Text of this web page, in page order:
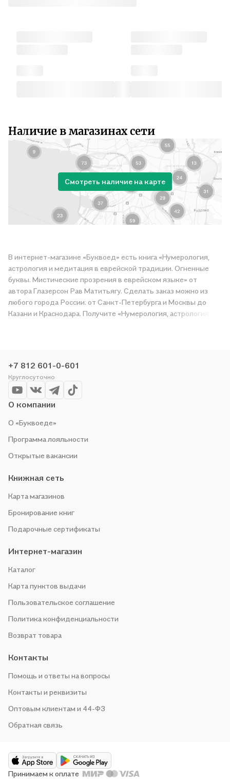
Наличие в магазинах сети
Смотреть наличие на карте
В интернет-магазине «Буквоед» есть книга «Нумерология,
астрология и медитация в еврейской традиции. Огненные
буквы. Мистические прозрения в еврейском языке» от
автора Глазерсон Рав Матитьягу. Сделать заказ можно из
любого города России: от Санкт-Петербурга и Москвы до
Казани и Краснодара. Получите «Нумерология, астрология и
по приятной цене. Например, организуем конкурсы и
проводим акции. Оставайтесь с нами, чтобы не упустить
выгоду!
+7 812 601-0-601
Круглосуточно
О компании
О «Буквоеде»
Программа лояльности
Открытые вакансии
Книжная сеть
Карта магазинов
Бронирование книг
Подарочные сертификаты
Интернет-магазин
Каталог
Карта пунктов выдачи
Пользовательское соглашение
Политика конфиденциальности
Возврат товара
Контакты
Помощь и ответы на вопросы
Контакты и реквизиты
Оптовым клиентам и 44-ФЗ
Обратная связь
Принимаем к оплате